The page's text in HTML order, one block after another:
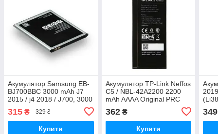
Акумулятор Samsung EB-
BJ700BBC 3000 mAh J7
2015 / j4 2018 / J700, 3000
315 ₴ 329 ₴
Купити
Акумулятор TP-Link Neffos
C5 / NBL-42A2200 2200
mAh AAAA Original PRC
362₴
Купити
349